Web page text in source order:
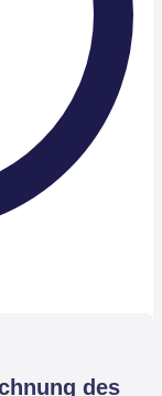
des